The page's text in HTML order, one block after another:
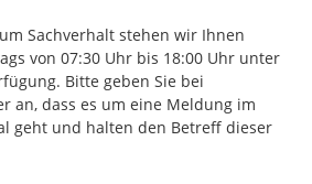
Sachverhalt stehen wir Ihnen
von 07:30 Uhr bis 18:00 Uhr unter
Bitte geben Sie bei
an, dass es um eine Meldung im
geht und halten den Betreff dieser